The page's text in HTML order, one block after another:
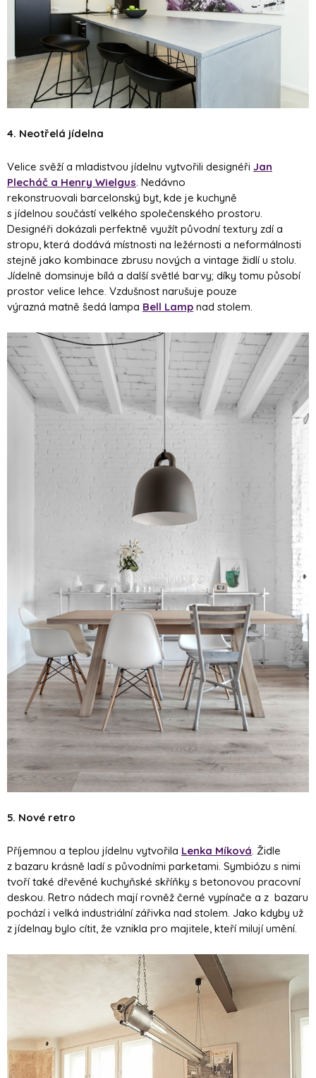
4. Neotřelá jídelna
Velice svěží a mladistvou jídelnu vytvořili designéři Jan
Plecháč a Henry Wielgus . Nedávno
rekonstruovali barcelonský byt, kde je kuchyně
s jídelnou součástí velkého společenského prostoru.
Designéři dokázali perfektně využít původní textury zdí a
stropu, která dodává místnosti na ležérnosti a neformálnosti
stejně jako kombinace zbrusu nových a vintage židlí u stolu.
Jídelně domsinuje bílá a další světlé barvy; díky tomu působí
prostor velice lehce. Vzdušnost narušuje pouze
výrazná matně šedá lampa Bell Lamp nad stolem.
5. Nové retro
Příjemnou a teplou jídelnu vytvořila Lenka Míková. Židle
z bazaru krásně ladí s původními parketami. Symbiózu s nimi
tvoří také dřevěné kuchyňské skříňky s betonovou pracovní
deskou. Retro nádech mají rovněž černé vypínače a z bazaru
pochází i velká industriální zářivka nad stolem. Jako kdyby už
z jídelnay bylo cítit, že vznikla pro majitele, kteří milují umění.